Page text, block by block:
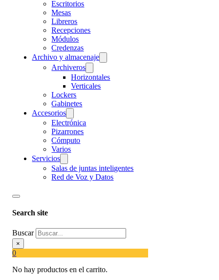
Escritorios
Mesas
Libreros
Recepciones
Módulos
Credenzas
Archivo y almacenaje
Archiveros
Horizontales
Verticales
Lockers
Gabinetes
Accesorios
Electrónica
Pizarrones
Cómputo
Varios
Servicios
Salas de juntas inteligentes
Red de Voz y Datos
Search site
Buscar
×
0
No hay productos en el carrito.